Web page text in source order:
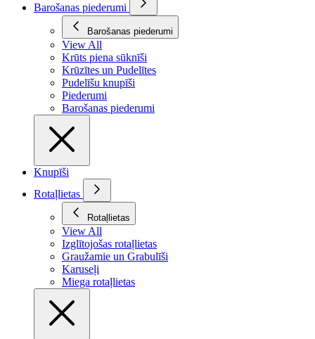
Barošanas piederumi
Barošanas piederumi
View All
Krūts piena sūknīši
Krūzītes un Pudelītes
Pudelīšu knupīši
Piederumi
Barošanas piederumi
Knupīši
Rotaļlietas
Rotaļlietas
View All
Izglītojošas rotaļlietas
Graužamie un Grabulīši
Karuseļi
Miega rotaļlietas